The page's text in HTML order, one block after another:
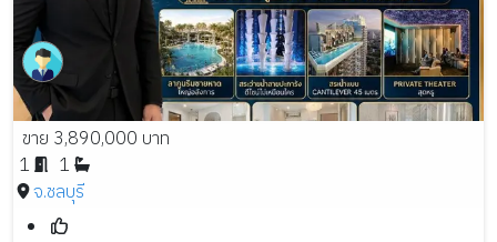
ขาย 3,890,000 บาท
1
1
จ.ชลบุรี